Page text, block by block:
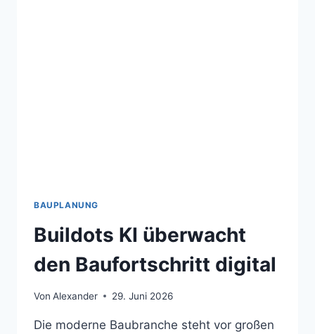
BAUPLANUNG
Buildots KI überwacht
den Baufortschritt digital
Von Alexander 29. Juni 2026
Die moderne Baubranche steht vor großen